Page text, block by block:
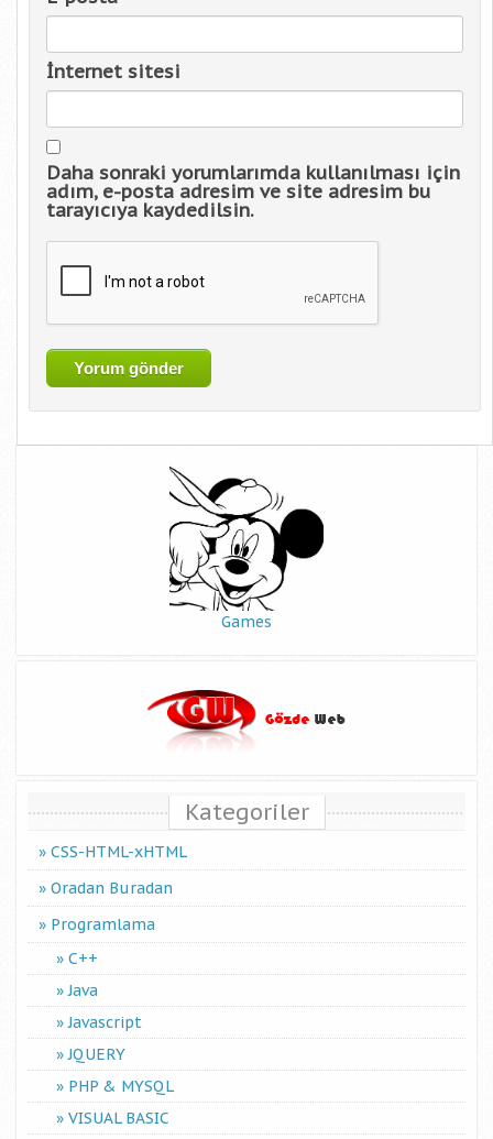
İnternet sitesi
Daha sonraki yorumlarımda kullanılması için
adım, e-posta adresim ve site adresim bu
tarayıcıya kaydedilsin.
Games
Kategoriler
CSS-HTML-xHTML
Oradan Buradan
Programlama
C++
Java
Javascript
JQUERY
PHP & MYSQL
VISUAL BASIC